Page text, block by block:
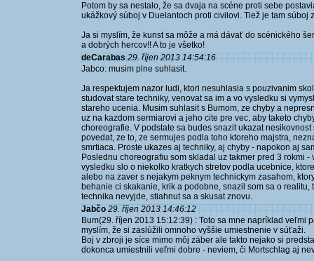
Potom by sa nestalo, že sa dvaja na scéne proti sebe
ukážkový súboj v Duelantoch proti civilovi. Tiež je tam súboj
Ja si myslím, že kunst sa môže a má dávať do scénického
a dobrých hercov!! A to je všetko!
deCarabas 29. říjen 2013 14:54:16
Jabco: musim plne suhlasit.
Ja respektujem nazor ludi, ktori nesuhlasia s pouzivanim
studovat stare techniky, venovat sa im a vo vysledku si
stareho ucenia. Musim suhlasit s Bumom, ze chyby a
uz na kazdom sermiarovi a jeho cite pre vec, aby taketo
choreografie. V podstate sa budes snazit ukazat
povedat, ze to, ze sermujes podla toho ktoreho majstra,
smrtiaca. Proste ukazes aj techniky, aj chyby - napokon aj
Poslednu choreografiu som skladal uz takmer pred 3 rokmi
vysledku slo o niekolko kratkych stretov podla ucebnice,
alebo na zaver s nejakym peknym technickym zasahom,
behanie ci skakanie, krik a podobne, snazil som sa o
technika nevyjde, stiahnut sa a skusat znovu.
Jabčo 29. říjen 2013 14:46:12
Bum(29. říjen 2013 15:12:39) : Toto sa mne napríklad veľmi
myslím, že si zaslúžili omnoho vyššie umiestnenie v súťaži.
Boj v zbroji je síce mimo môj záber ale takto nejako si
dokonca umiestnili veľmi dobre - neviem, či Mortschlag aj